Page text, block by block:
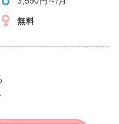
無料